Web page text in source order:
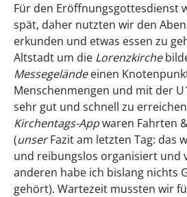
Für den Eröffnungsgottesdienst
spät, daher nutzten wir den
erkunden und etwas essen zu
Altstadt um die Lorenzkirche
Messegeländeeinen
Menschenmengen und mit der
sehr gut und schnell zu
Kirchentags-Appwaren Fahrten
(unserFazit am letzten Tag: das
und reibungslos organisiert und
anderen habe ich bislang nichts
gehört). Wartezeit mussten wir